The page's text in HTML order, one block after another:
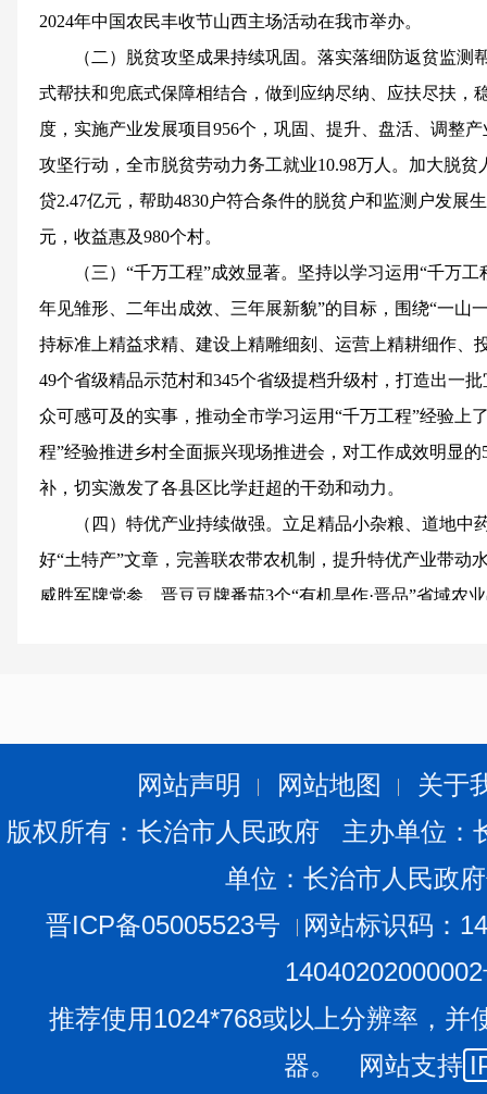
2024年中国农民丰收节山西主场活动在我市举办。
（二）脱贫攻坚成果持续巩固。落实落细防返贫监
式帮扶和兜底式保障相结合，做到应纳尽纳、应扶尽扶，
度，实施产业发展项目956个，巩固、提升、盘活、调整
攻坚行动，全市脱贫劳动力务工就业10.98万人。加大脱
贷2.47亿元，帮助4830户符合条件的脱贫户和监测户发展
元，收益惠及980个村。
（三）“千万工程”成效显著。坚持以学习运用“千万
年见雏形、二年出成效、三年展新貌”的目标，围绕“一山
持标准上精益求精、建设上精雕细刻、运营上精耕细作、
49个省级精品示范村和345个省级提档升级村，打造出一
众可感可及的实事，推动全市学习运用“千万工程”经验上
程”经验推进乡村全面振兴现场推进会，对工作成效明显
补，切实激发了各县区比学赶超的干劲和动力。
（四）特优产业持续做强。立足精品小杂粮、道地中
好“土特产”文章，完善联农带农机制，提升特优产业带动
威胜军牌党参、晋豆豆牌番茄3个“有机旱作·晋品”省域农
试点工作，发展农业生产托管服务，促进农业适度规模经
县维承家庭农场探索立体种植做法入围农业农村部第六批
国‘和美乡村健康跑’（村跑）长治站活动”等4场国家和省
市乡村文化的传播力和影响力。
是贯彻落实党的二十届三中全会精神，进一步全面深化改
委、市政府关于“三农”工作的部署要求，深入学习运用“
网站声明 网站地图
关于
版权所有：长治市人民政府 主办单位
单位：长治市人民政
晋ICP备05005523号
网站标识码：
推荐使用1024*768或以上分辨率，并
器。 网站支持